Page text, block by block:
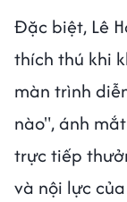
Đặc biệt, Lê
thích thú khi
màn trình
nào", ánh
trực tiếp
và nội lực